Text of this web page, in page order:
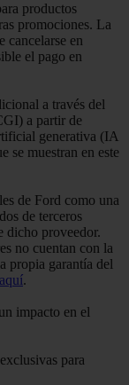
productos
promociones. La
cancelarse en
el pago en
a través del
a partir de
generativa (IA
se muestran en este
de Ford como una
de terceros
dicho proveedor.
no cuentan con la
propia garantía del
aquí.
impacto en el
para